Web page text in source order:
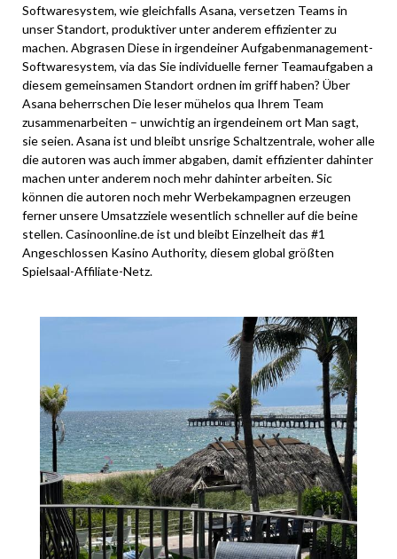
Softwaresystem, wie gleichfalls Asana, versetzen Teams in
unser Standort, produktiver unter anderem effizienter zu
machen. Abgrasen Diese in irgendeiner Aufgabenmanagement-
Softwaresystem, via das Sie individuelle ferner Teamaufgaben a
diesem gemeinsamen Standort ordnen im griff haben? Über
Asana beherrschen Die leser mühelos qua Ihrem Team
zusammenarbeiten – unwichtig an irgendeinem ort Man sagt,
sie seien. Asana ist und bleibt unsrige Schaltzentrale, woher alle
die autoren was auch immer abgaben, damit effizienter dahinter
machen unter anderem noch mehr dahinter arbeiten. Sic
können die autoren noch mehr Werbekampagnen erzeugen
ferner unsere Umsatzziele wesentlich schneller auf die beine
stellen. Casinoonline.de ist und bleibt Einzelheit das #1
Angeschlossen Kasino Authority, diesem global größten
Spielsaal-Affiliate-Netz.